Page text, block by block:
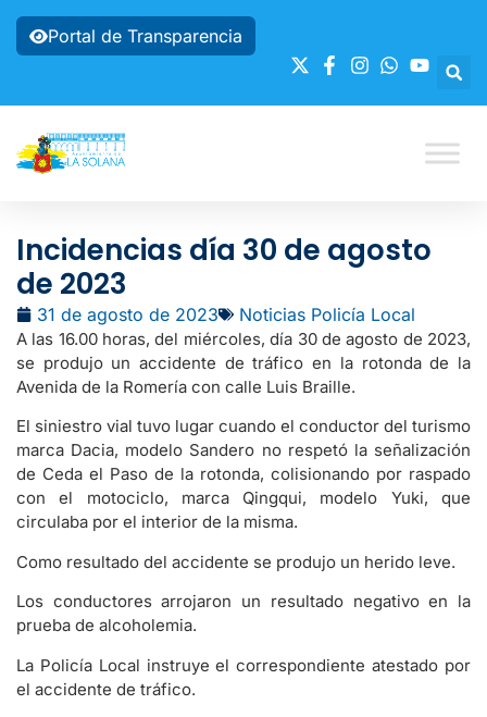
Portal de Transparencia
Incidencias día 30 de agosto
de 2023
31 de agosto de 2023 Noticias Policía Local
A las 16.00 horas, del miércoles, día 30 de agosto de 2023,
se produjo un accidente de tráfico en la rotonda de la
Avenida de la Romería con calle Luis Braille.
El siniestro vial tuvo lugar cuando el conductor del turismo
marca Dacia, modelo Sandero no respetó la señalización
de Ceda el Paso de la rotonda, colisionando por raspado
con el motociclo, marca Qingqui, modelo Yuki, que
circulaba por el interior de la misma.
Como resultado del accidente se produjo un herido leve.
Los conductores arrojaron un resultado negativo en la
prueba de alcoholemia.
La Policía Local instruye el correspondiente atestado por
el accidente de tráfico.